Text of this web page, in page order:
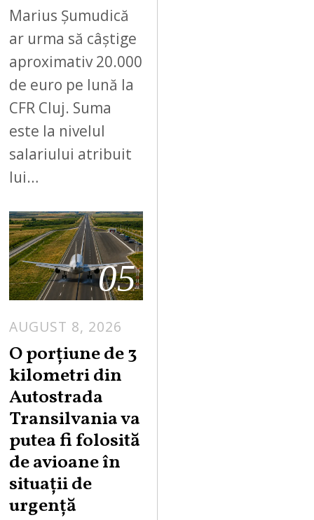
Marius Șumudică
ar urma să câștige
aproximativ 20.000
de euro pe lună la
CFR Cluj. Suma
este la nivelul
salariului atribuit
lui…
05
AUGUST 8, 2026
U
G
T
8
O porțiune de 3
kilometri din
Autostrada
Transilvania va
putea fi folosită
de avioane în
situații de
urgență